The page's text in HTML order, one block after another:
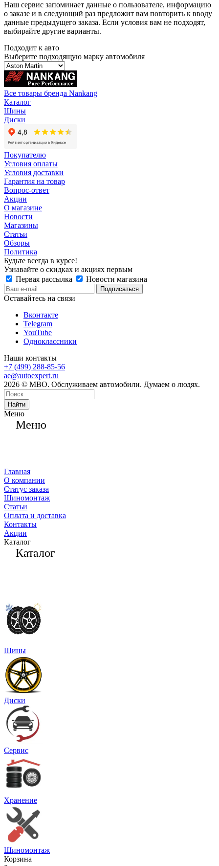
Наш сервис запоминает данные о пользователе, информацию
о заказе и в следующий раз предложит вам повторить к вводу
данные предыдущего заказа. Если условия вам не подходят,
выбирайте другие варианты.
Подходит к авто
Выберите подходящую марку автомобиля
Все товары бренда Nankang
Каталог
Шины
Диски
Покупателю
Условия оплаты
Условия доставки
Гарантия на товар
Вопрос-ответ
Акции
О магазине
Новости
Магазины
Статьи
Обзоры
Политика
Будьте всегда в курсе!
Узнавайте о скидках и акциях первым
Первая рассылка
Новости магазина
Оставайтесь на связи
Вконтакте
Telegram
YouTube
Одноклассники
Наши контакты
+7 (499) 288-85-56
ae@autoexpert.ru
2026 © МВО. Обслуживаем автомобили. Думаем о людях.
Найти
Меню
Меню
Главная
О компании
Статус заказа
Шиномонтаж
Статьи
Оплата и доставка
Контакты
Акции
Каталог
Каталог
Шины
Диски
Сервис
Хранение
Шиномонтаж
Корзина